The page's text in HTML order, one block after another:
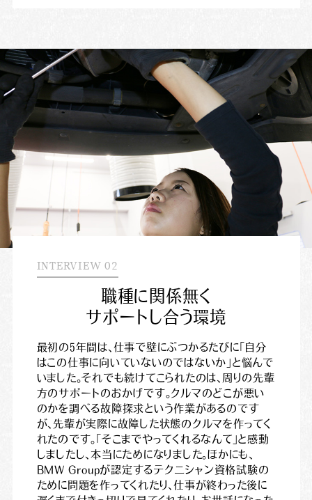
INTERVIEW 02
職種に 関 係無く
サポー ト し合う環境
最初の5年間は、仕事で壁にぶつかるたびに「自分
はこの仕事に向いていないのではないか」と悩んで
いました。それでも続けてこられたのは、周りの先輩
方のサポートのおかげです。クルマのどこが悪い
のかを調べる故障探求という作業があるのです
が、先輩が実際に故障した状態のクルマを作ってく
れたのです。「そこまでやってくれるなんて」と感動
しましたし、本当にためになりました。ほかにも、
BMW Groupが認定するテクニシャン資格試験の
ために問題を作ってくれたり、仕事が終わった後に